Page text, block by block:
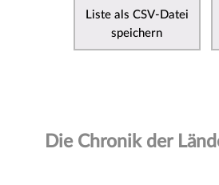
Liste als CSV-Datei
speichern
Die Chronik der